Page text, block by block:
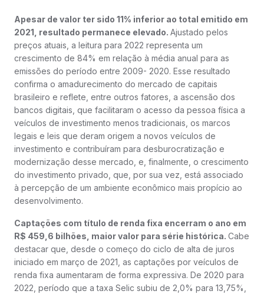
Apesar de valor ter sido 11% inferior ao total emitido em
2021, resultado permanece elevado. Ajustado pelos
preços atuais, a leitura para 2022 representa um
crescimento de 84% em relação à média anual para as
emissões do período entre 2009- 2020. Esse resultado
confirma o amadurecimento do mercado de capitais
brasileiro e reflete, entre outros fatores, a ascensão dos
bancos digitais, que facilitaram o acesso da pessoa física a
veículos de investimento menos tradicionais, os marcos
legais e leis que deram origem a novos veículos de
investimento e contribuíram para desburocratização e
modernização desse mercado, e, finalmente, o crescimento
do investimento privado, que, por sua vez, está associado
à percepção de um ambiente econômico mais propício ao
desenvolvimento.
Captações com título de renda fixa encerram o ano em
R$ 459,6 bilhões, maior valor para série histórica. Cabe
destacar que, desde o começo do ciclo de alta de juros
iniciado em março de 2021, as captações por veículos de
renda fixa aumentaram de forma expressiva. De 2020 para
2022, período que a taxa Selic subiu de 2,0% para 13,75%,